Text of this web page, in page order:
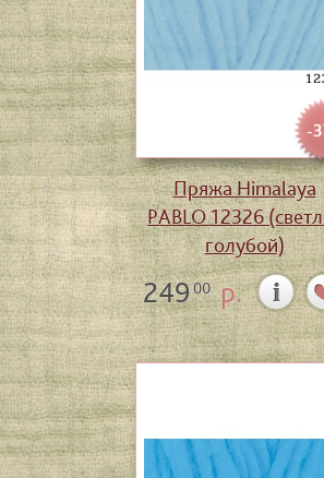
-
Пряжа Himalaya
PABLO 12326
голубой)
24900р.